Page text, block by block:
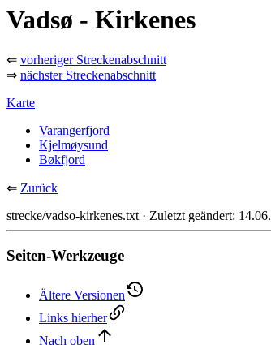
Vadsø - Kirkenes
⇐ vorheriger Streckenabschnitt
⇒ nächster Streckenabschnitt
Karte
Varangerfjord
Kjelmøysund
Bøkfjord
⇐ Zurück
strecke/vadso-kirkenes.txt · Zuletzt geändert:
Seiten-Werkzeuge
Ältere Versionen
Links hierher
Nach oben